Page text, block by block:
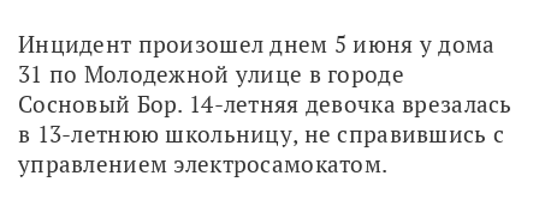
Инцидент произошел днем 5 июня у дома
31 по Молодежной улице в городе
Сосновый Бор. 14-летняя девочка врезалась
в 13-летнюю школьницу, не справившись с
управлением электросамокатом.